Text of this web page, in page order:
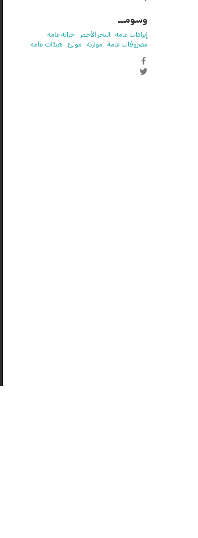
وسومـــــ
إيرادات عامة البحر الأحمر خزانة عامة
مصروفات عامة موازنة موانئ هيئات عامة